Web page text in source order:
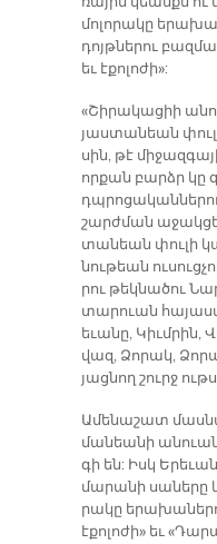
մո­լո­րա­կը
դոյթ­նե­րու
եւ է­քո­լո­ժի»:
«Շի­րա­կա­ցիի
յաս­տան­եան
սին, թէ
որ­քան բարձր կը
շարժ­ման
տան­եան փու­լի
նու­թեան
րու թեկ­նա­ծու
տար­ուան
ե­ւա­նը,
վազ, Ձո­րակ,
յաց­նող շուրջ
Ա­մե­նա­շատ
ման­եա­նի
գի են: Իսկ
մա­րա­նի սա­նե­րը
րա­կը
է­քո­լո­ժի» եւ